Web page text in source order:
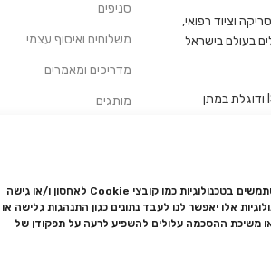
כדי לספק את החוויה הטובה ביותר, אנו משתמשים בטכנולוגיות כמו קובצי Cookie לאחסון ו/או גישה
אלו יאפשר לנו לעבד נתונים כגון התנהגות גלישה או
משיכת ההסכמה עלולים להשפיע לרעה על תפקודן של
וציוד רפואי,
בעולם בישראל
החברה פועלות עפ"י תווי תקן ואיכות ISO 9001 ודוגלת במתן
סניפים
משלוחים ואיסוף עצמי
מדריכים ומאמרים
מותגים
מדיניות פרטיות
מדיניות החזרות והחזרים